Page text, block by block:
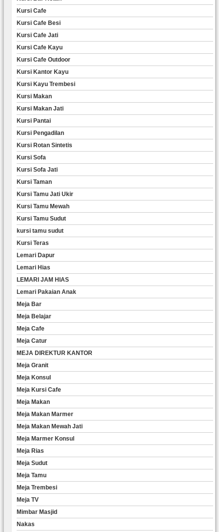
Kursi Cafe
Kursi Cafe Besi
Kursi Cafe Jati
Kursi Cafe Kayu
Kursi Cafe Outdoor
Kursi Kantor Kayu
Kursi Kayu Trembesi
Kursi Makan
Kursi Makan Jati
Kursi Pantai
Kursi Pengadilan
Kursi Rotan Sintetis
Kursi Sofa
Kursi Sofa Jati
Kursi Taman
Kursi Tamu Jati Ukir
Kursi Tamu Mewah
Kursi Tamu Sudut
kursi tamu sudut
Kursi Teras
Lemari Dapur
Lemari Hias
LEMARI JAM HIAS
Lemari Pakaian Anak
Meja Bar
Meja Belajar
Meja Cafe
Meja Catur
MEJA DIREKTUR KANTOR
Meja Granit
Meja Konsul
Meja Kursi Cafe
Meja Makan
Meja Makan Marmer
Meja Makan Mewah Jati
Meja Marmer Konsul
Meja Rias
Meja Sudut
Meja Tamu
Meja Trembesi
Meja TV
Mimbar Masjid
Nakas